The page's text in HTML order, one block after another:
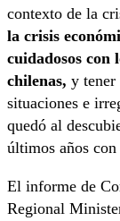
contexto de la
la crisis
cuidadosos con
chilenas, y tener
situaciones e
quedó al
últimos años
El informe de
Regional